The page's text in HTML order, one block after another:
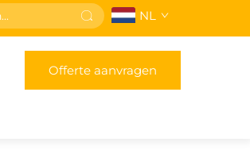
NL
Offerte aanvragen